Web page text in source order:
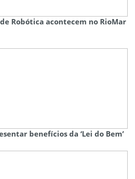
Robótica acontecem no RioMar
benefícios da ‘Lei do Bem’